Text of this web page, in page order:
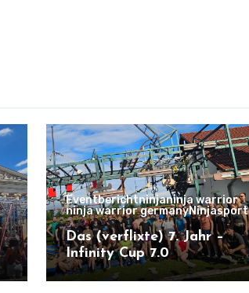
Eventberichtninjaninja warrior
ninja warrior germanyNinjasport
Das (verflixte) 7. Jahr –
Infinity Cup 7.0